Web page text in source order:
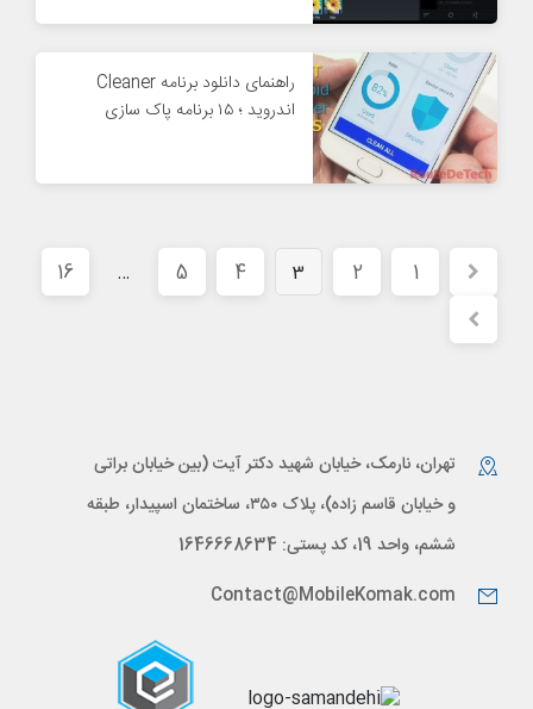
راهنمای دانلود برنامه Cleaner
اندروید ؛ ۱۵ برنامه پاک سازی
1
2
3
4
5
…
16
تهران، نارمک، خیابان شهید دکتر آیت (بین خیابان براتی
و خیابان قاسم زاده)، پلاک ۳۵۰، ساختمان اسپیدار، طبقه
ششم، واحد 19، کد پستی: 1646668634
Contact@MobileKomak.com